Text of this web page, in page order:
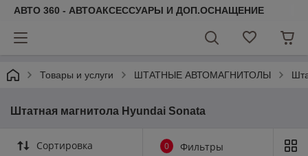
АВТО 360 - АВТОАКСЕССУАРЫ И ДОП.ОСНАЩЕНИЕ
Товары и услуги ШТАТНЫЕ АВТОМАГНИТОЛЫ
Штатная магнитола Hyundai Sonata
Сортировка 0 Фильтры